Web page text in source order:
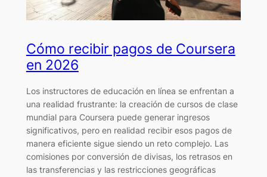
Cómo recibir pagos de Coursera
en 2026
Los instructores de educación en línea se enfrentan a
una realidad frustrante: la creación de cursos de clase
mundial para Coursera puede generar ingresos
significativos, pero en realidad recibir esos pagos de
manera eficiente sigue siendo un reto complejo. Las
comisiones por conversión de divisas, los retrasos en
las transferencias y las restricciones geográficas